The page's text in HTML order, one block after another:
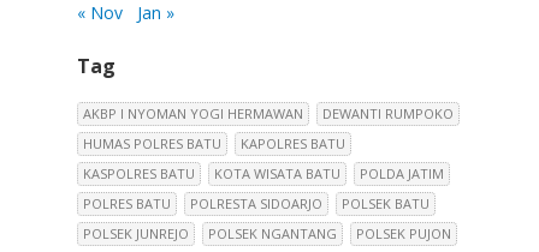
« Nov
Jan »
Tag
AKBP I NYOMAN YOGI HERMAWAN
DEWANTI RUMPOKO
HUMAS POLRES BATU
KAPOLRES BATU
KASPOLRES BATU
KOTA WISATA BATU
POLDA JATIM
POLRES BATU
POLRESTA SIDOARJO
POLSEK BATU
POLSEK JUNREJO
POLSEK NGANTANG POLSEK PUJON